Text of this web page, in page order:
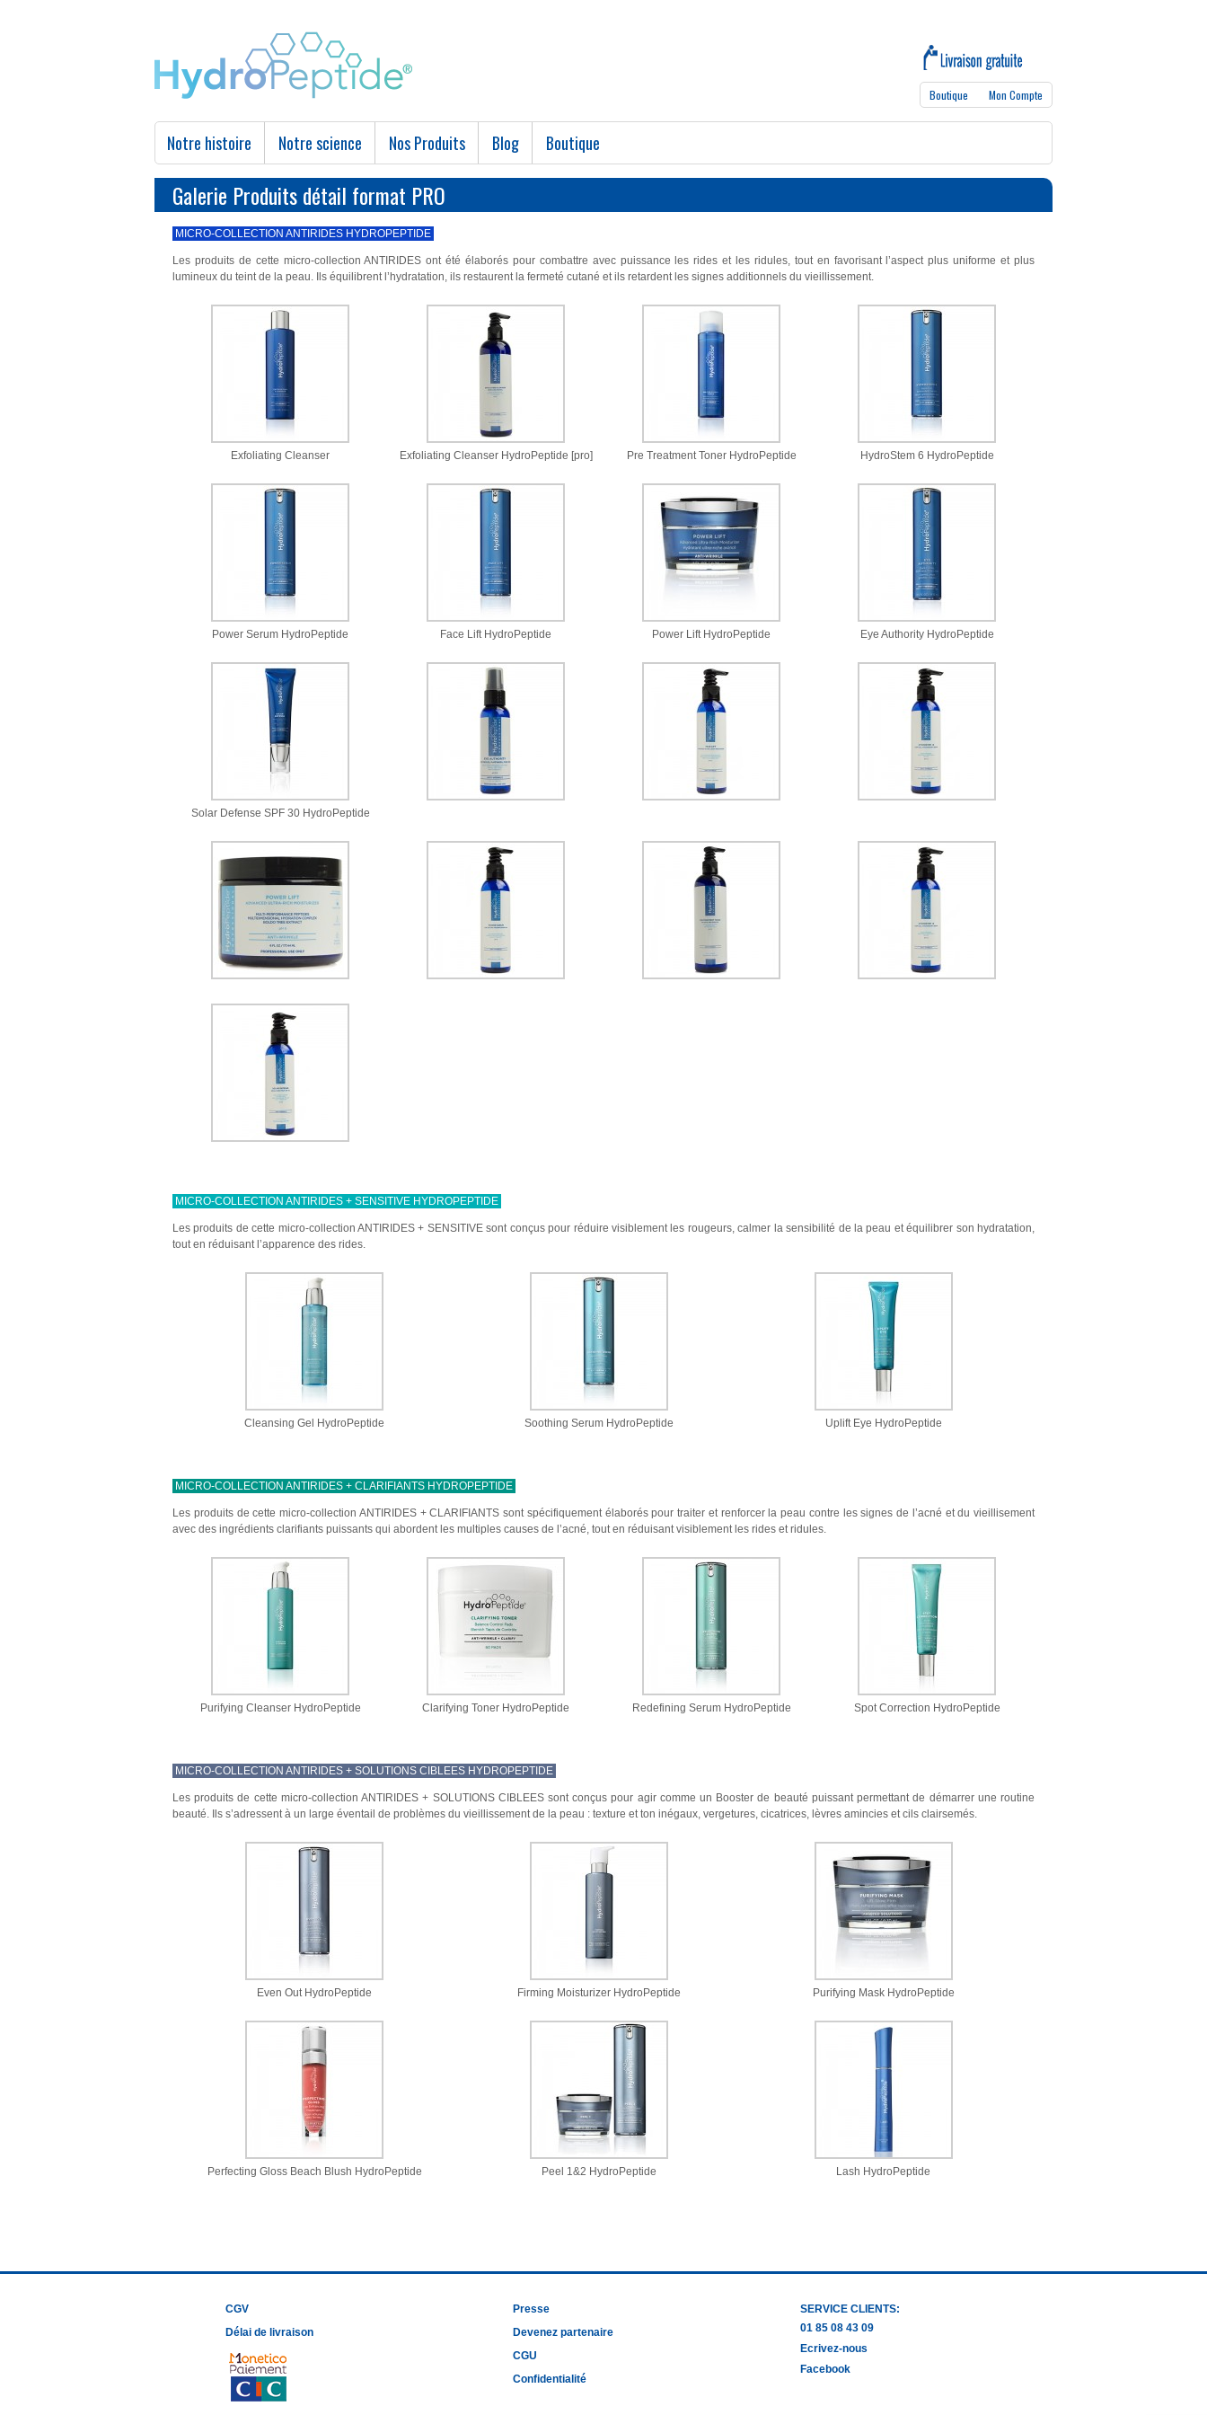
Boutique Mon Compte
Notre histoire Notre science Nos Produits Blog Boutique
Galerie Produits détail format PRO
MICRO-COLLECTION ANTIRIDES HYDROPEPTIDE
Les produits de cette micro-collection ANTIRIDES ont été élaborés pour combattre avec puissance les rides et les ridules, tout en favorisant l’aspect plus uniforme et plus
lumineux du teint de la peau. Ils équilibrent l’hydratation, ils restaurent la fermeté cutané et ils retardent les signes additionnels du vieillissement.
Exfoliating Cleanser Exfoliating Cleanser HydroPeptide [pro] Pre Treatment Toner HydroPeptide HydroStem 6 HydroPeptide
Power Serum HydroPeptide Face Lift HydroPeptide Power Lift HydroPeptide Eye Authority HydroPeptide
Solar Defense SPF 30 HydroPeptide
MICRO-COLLECTION ANTIRIDES + SENSITIVE HYDROPEPTIDE
Les produits de cette micro-collection ANTIRIDES + SENSITIVE sont conçus pour réduire visiblement les rougeurs, calmer la sensibilité de la peau et équilibrer son hydratation,
tout en réduisant l’apparence des rides.
Cleansing Gel HydroPeptide Soothing Serum HydroPeptide Uplift Eye HydroPeptide
MICRO-COLLECTION ANTIRIDES + CLARIFIANTS HYDROPEPTIDE
Les produits de cette micro-collection ANTIRIDES + CLARIFIANTS sont spécifiquement élaborés pour traiter et renforcer la peau contre les signes de l’acné et du vieillisement
avec des ingrédients clarifiants puissants qui abordent les multiples causes de l’acné, tout en réduisant visiblement les rides et ridules.
Purifying Cleanser HydroPeptide Clarifying Toner HydroPeptide Redefining Serum HydroPeptide Spot Correction HydroPeptide
MICRO-COLLECTION ANTIRIDES + SOLUTIONS CIBLEES HYDROPEPTIDE
Les produits de cette micro-collection ANTIRIDES + SOLUTIONS CIBLEES sont conçus pour agir comme un Booster de beauté puissant permettant de démarrer une routine
beauté. Ils s’adressent à un large éventail de problèmes du vieillissement de la peau : texture et ton inégaux, vergetures, cicatrices, lèvres amincies et cils clairsemés.
Even Out HydroPeptide Firming Moisturizer HydroPeptide Purifying Mask HydroPeptide
Perfecting Gloss Beach Blush HydroPeptide Peel 1&2 HydroPeptide Lash HydroPeptide
CGV
Délai de livraison
Presse
Devenez partenaire
CGU
Confidentialité
SERVICE CLIENTS:
01 85 08 43 09
Ecrivez-nous
Facebook